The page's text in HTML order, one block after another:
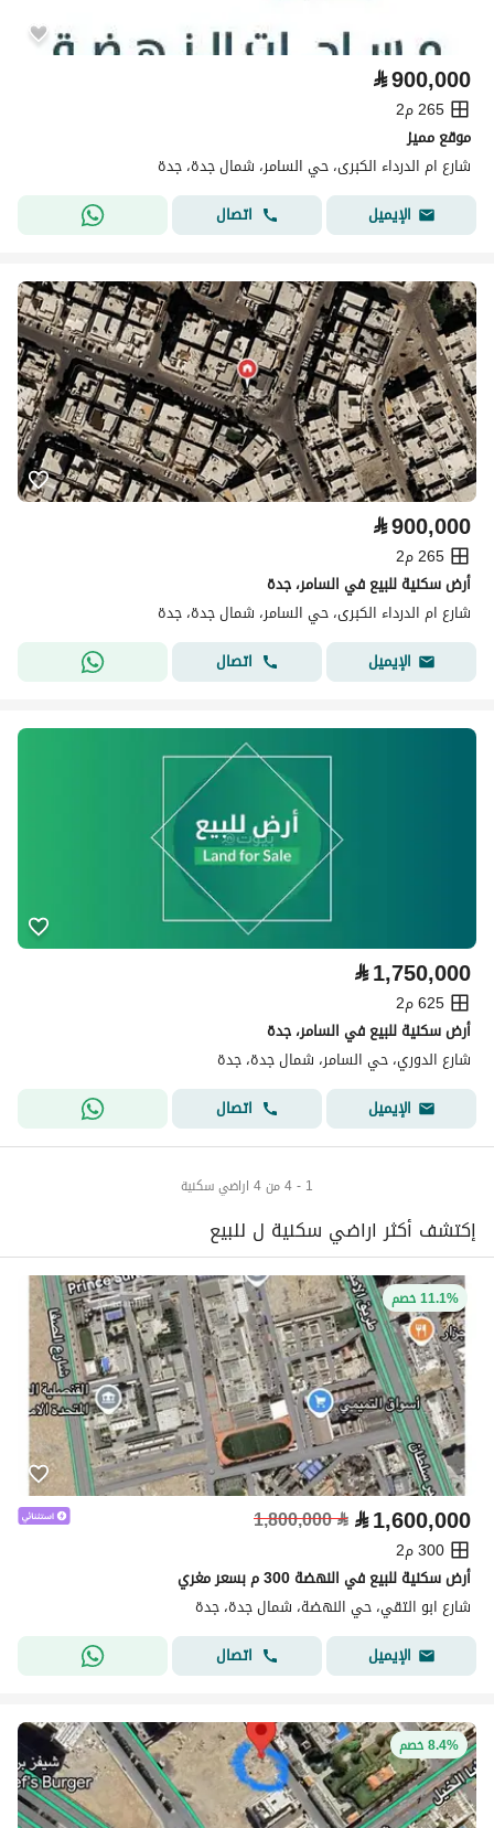
⃁900,000
265 م2
موقع مميز
شارع ام الدرداء الكبرى، حي السامر، شمال جدة، جدة
الإيميل
اتصال
⃁900,000
265 م2
أرض سكنية للبيع في السامر، جدة
شارع ام الدرداء الكبرى، حي السامر، شمال جدة، جدة
الإيميل
اتصال
⃁1,750,000
625 م2
أرض سكنية للبيع في السامر، جدة
شارع الدوري، حي السامر، شمال جدة، جدة
الإيميل
اتصال
1 - 4 من 4 اراضي سكنية
إكتشف أكثر اراضي سكنية ل للبيع
11.1% خصم
⃁1,600,000
⃁
1,800,000
300 م2
أرض سكنية للبيع في النهضة 300 م بسعر مغري
شارع ابو التقي، حي النهضة، شمال جدة، جدة
الإيميل
اتصال
8.4% خصم